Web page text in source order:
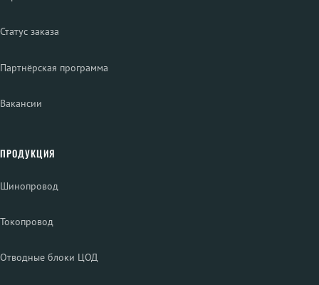
Статус заказа
Партнёрская программа
Вакансии
ПРОДУКЦИЯ
Шинопровод
Токопровод
Отводные блоки ЦОД